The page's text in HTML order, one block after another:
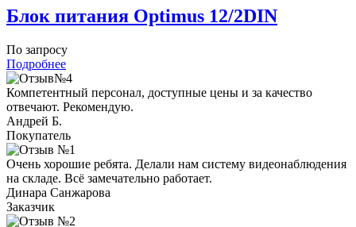
Блок питания Optimus 12/2DIN
По запросу
Подробнее
Компетентный персонал, доступные цены и за качество
отвечают. Рекомендую.
Андрей Б.
Покупатель
Очень хорошие ребята. Делали нам систему видеонаблюдения
на складе. Всё замечательно работает.
Динара Санжарова
Заказчик